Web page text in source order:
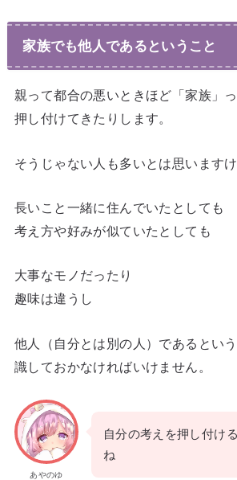
家族でも他人であるということ
親って都合の悪いときほど「家族」
押し付けてきたりします。
そうじゃない人も多いとは思いますけ
長いこと一緒に住んでいたとしても
考え方や好みが似ていたとしても
大事なモノだったり
趣味は違うし
他人（自分とは別の人）であるとい
識しておかなければいけません。
あやのゆ
自分の考えを押し付け
ね